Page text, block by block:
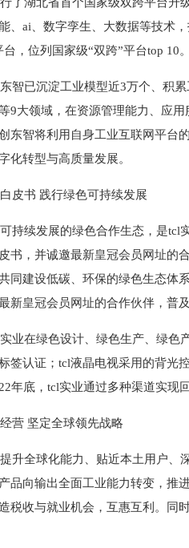
、ai、数字孪生、大数据等技术
，位列国家级“双跨”平台top 10
智已沉淀工业模型近3万个、积
9大领域，在资源管理能力、应
东智将利用自身工业互联网平台
化转型与高质量发展。
皮书 践行绿色可持续发展
持续发展的绿色合作生态，是tcl
书，并诚邀最新皇冠会员网址的
同建设低碳、环保的绿色生态体
新皇冠会员网址的合作伙伴，普
业在绿色设计、绿色生产、绿色
签认证；tcl液晶电视采用的背光
年底，tcl实业通过多种渠道实现
营 坚定全球领先战略
升全球化能力、贴近本土用户、
品向输出全面工业能力转变，推
税收与就业机会，互惠互利。同